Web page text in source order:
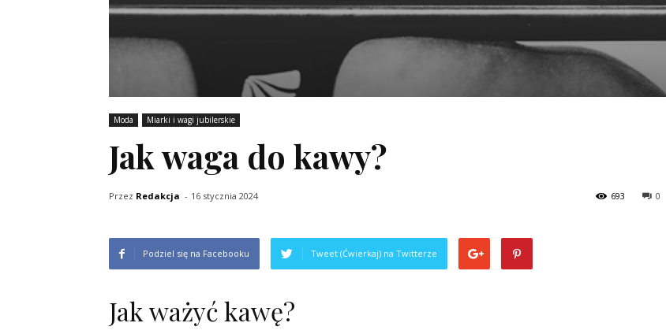
Moda Miarki i wagi jubilerskie
Jak waga do kawy?
Przez Redakcja - 16 stycznia 2024 0
693
Podziel się na Facebooku Tweet (Ćwierkaj) na Twitterze
Jak ważyć kawę?